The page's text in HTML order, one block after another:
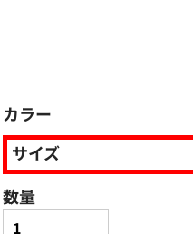
カラー
サイズ
数量